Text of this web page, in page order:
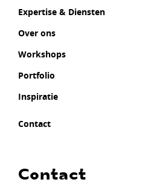
Expertise & Diensten
Over ons
Workshops
Portfolio
Inspiratie
Contact
Contact